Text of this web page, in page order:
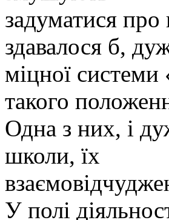
задуматися
здавалося б,
міцної системи
такого
Одна з них, і
школи, їх
У полі